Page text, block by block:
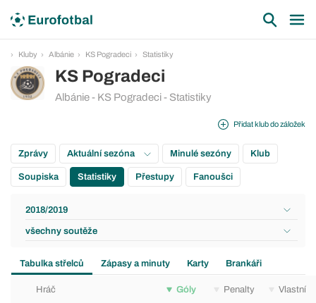
Kluby Albánie KS Pogradeci Statistiky
KS Pogradeci
Albánie - KS Pogradeci - Statistiky
Přidat klub do záložek
Zprávy Aktuální sezóna Minulé sezóny Klub
Soupiska Statistiky Přestupy Fanoušci
2018/2019
všechny soutěže
Tabulka střelců Zápasy a minuty Karty Brankáři
Hráč Góly Penalty Vlastní